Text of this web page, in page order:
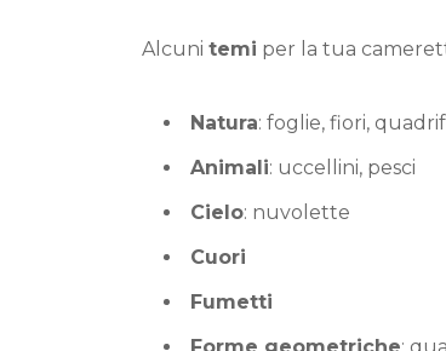
Alcuni temi per la tua
Natura: foglie, fiori,
Animali: uccellini, pesci
Cielo: nuvolette
Cuori
Fumetti
Forme geometriche: